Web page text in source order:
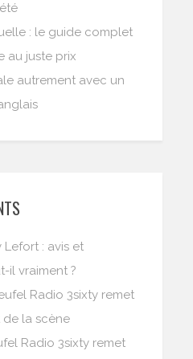
: le guide complet
au juste prix
autrement avec un
Lefort : avis et
il vraiment ?
Radio 3sixty remet
de la scène
Radio 3sixty remet